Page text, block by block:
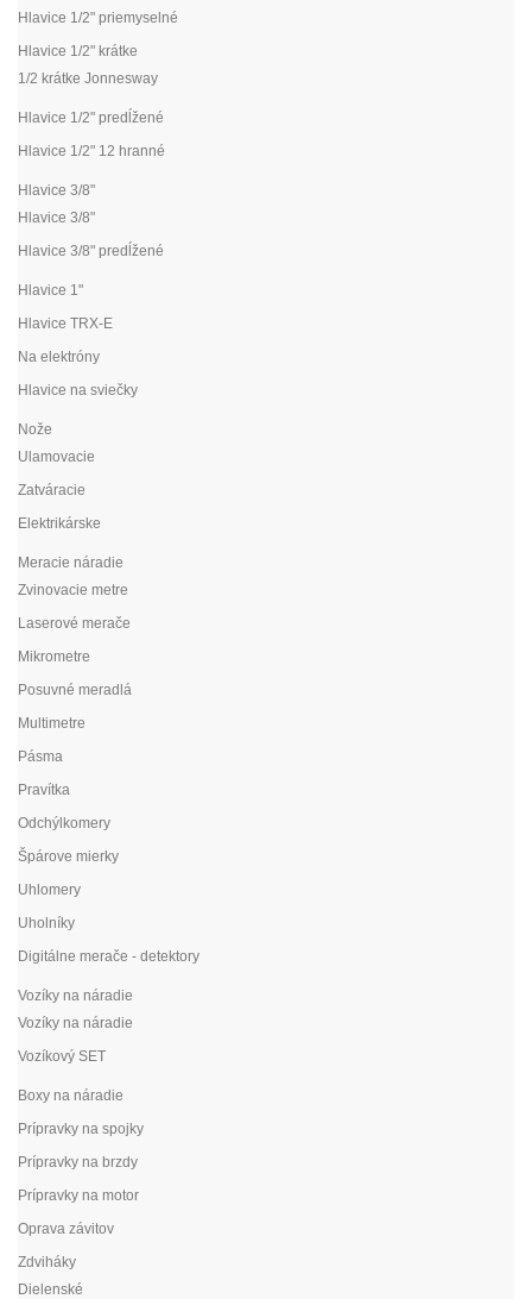
Hlavice 1/2" priemyselné
Hlavice 1/2" krátke
1/2 krátke Jonnesway
Hlavice 1/2" predĺžené
Hlavice 1/2" 12 hranné
Hlavice 3/8"
Hlavice 3/8"
Hlavice 3/8" predĺžené
Hlavice 1"
Hlavice TRX-E
Na elektróny
Hlavice na sviečky
Nože
Ulamovacie
Zatváracie
Elektrikárske
Meracie náradie
Zvinovacie metre
Laserové merače
Mikrometre
Posuvné meradlá
Multimetre
Pásma
Pravítka
Odchýlkomery
Špárove mierky
Uhlomery
Uholníky
Digitálne merače - detektory
Vozíky na náradie
Vozíky na náradie
Vozíkový SET
Boxy na náradie
Prípravky na spojky
Prípravky na brzdy
Prípravky na motor
Oprava závitov
Zdviháky
Dielenské